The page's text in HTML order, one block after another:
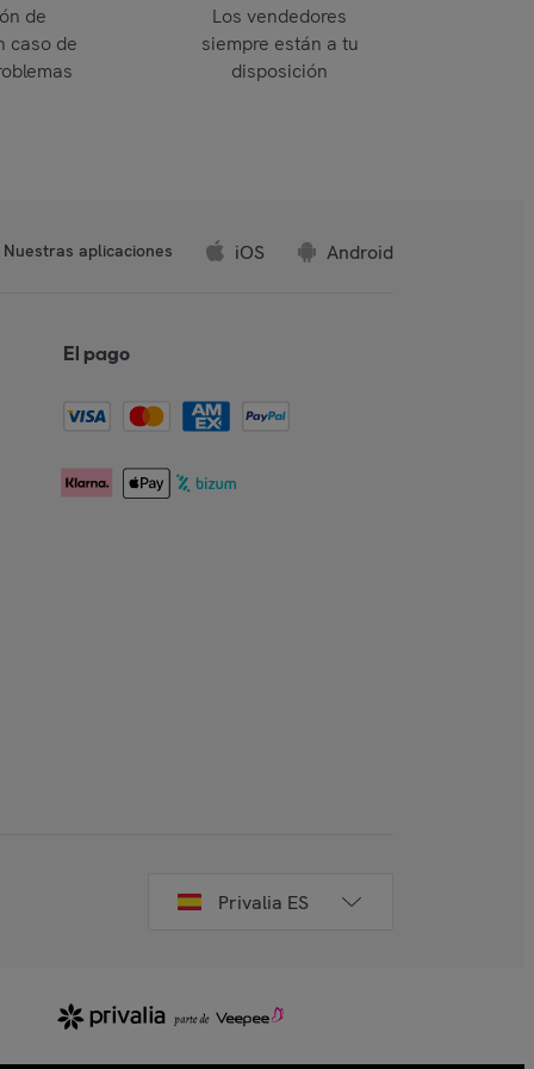
de
caso de
Los vendedores
siempre están a tu
disposición
Nuestras aplicaciones iOS Android
El pago
Privalia ES